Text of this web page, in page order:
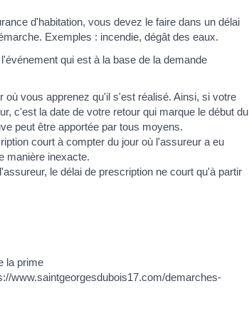
d'habitation, vous devez le faire dans un délai
Exemples : incendie, dégât des eaux.
qui est à la base de la demande
vous apprenez qu'il s'est réalisé. Ainsi, si votre
c'est la date de votre retour qui marque le début du
peut être apportée par tous moyens.
court à compter du jour où l'assureur a eu
manière inexacte.
le délai de prescription ne court qu'à partir
la prime
www.saintgeorgesdubois17.com/demarches-